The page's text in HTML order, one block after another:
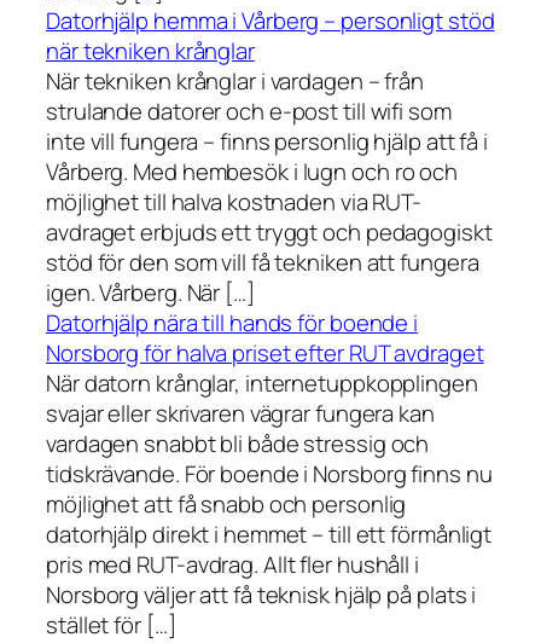
Datorhjälp hemma i Vårberg – personligt stöd
när tekniken krånglar
När tekniken krånglar i vardagen – från
strulande datorer och e-post till wifi som
inte vill fungera – finns personlig hjälp att få i
Vårberg. Med hembesök i lugn och ro och
möjlighet till halva kostnaden via RUT-
avdraget erbjuds ett tryggt och pedagogiskt
stöd för den som vill få tekniken att fungera
igen. Vårberg. När […]
Datorhjälp nära till hands för boende i
Norsborg för halva priset efter RUT avdraget
När datorn krånglar, internetuppkopplingen
svajar eller skrivaren vägrar fungera kan
vardagen snabbt bli både stressig och
tidskrävande. För boende i Norsborg finns nu
möjlighet att få snabb och personlig
datorhjälp direkt i hemmet – till ett förmånligt
pris med RUT-avdrag. Allt fler hushåll i
Norsborg väljer att få teknisk hjälp på plats i
stället för […]